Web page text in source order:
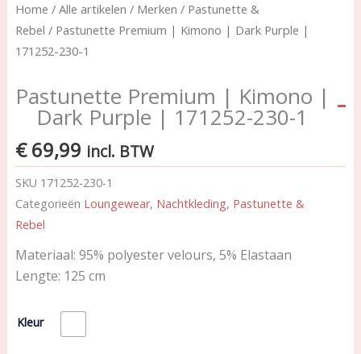
Home / Alle artikelen / Merken / Pastunette &
Rebel / Pastunette Premium | Kimono | Dark Purple |
171252-230-1
Pastunette Premium | Kimono |
Dark Purple | 171252-230-1
€69,99 incl. BTW
SKU 171252-230-1
Categorieën Loungewear, Nachtkleding, Pastunette &
Rebel
Materiaal: 95% polyester velours, 5% Elastaan
Lengte: 125 cm
Kleur
Pastunette
Premium